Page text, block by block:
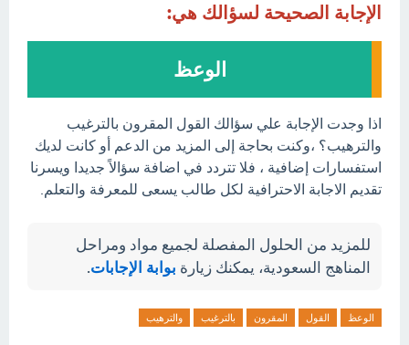
الإجابة الصحيحة لسؤالك هي:
الوعظ
اذا وجدت الإجابة علي سؤالك القول المقرون بالترغيب
والترهيب؟ ،وكنت بحاجة إلى المزيد من الدعم أو كانت لديك
استفسارات إضافية ، فلا تتردد في اضافة سؤالاً جديدا ويسرنا
تقديم الاجابة الاحترافية لكل طالب يسعى للمعرفة والتعلم.
للمزيد من الحلول المفصلة لجميع مواد ومراحل
المناهج السعودية، يمكنك زيارة بوابة الإجابات.
الوعظ القول المقرون بالترغيب والترهيب